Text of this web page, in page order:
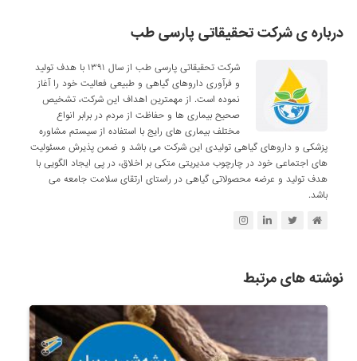
درباره ی شرکت تحقیقاتی پارسی طب
شرکت تحقیقاتی پارسی طب از سال ۱۳۹۱ با هدف تولید
و فرآوری داروهای گیاهی و طبیعی فعالیت خود را آغاز
نموده است. از مهمترین اهداف این شرکت، تشخیص
صحیح بیماری ها و حفاظت از مردم در برابر انواع
مختلف بیماری های رایج با استفاده از سیستم مشاوره
پزشکی و داروهای گیاهی تولیدی این شرکت می باشد و ضمن پذیرش مسئولیت
های اجتماعی خود در چارچوب مدیریتی متکی بر اخلاق، در پی ایجاد الگویی با
هدف تولید و عرضه محصولاتی گیاهی در راستای ارتقای سلامت جامعه می
باشد.
نوشته های مرتبط